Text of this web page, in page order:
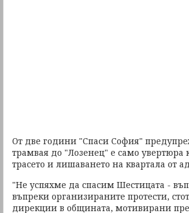
От две години "Спаси София"
трамвая до "Лозенец" е само
трасето и лишаването на квартала от
"Не успяхме да спасим Шестицата -
въпреки организираните протести,
дирекции в общината, мотивирани